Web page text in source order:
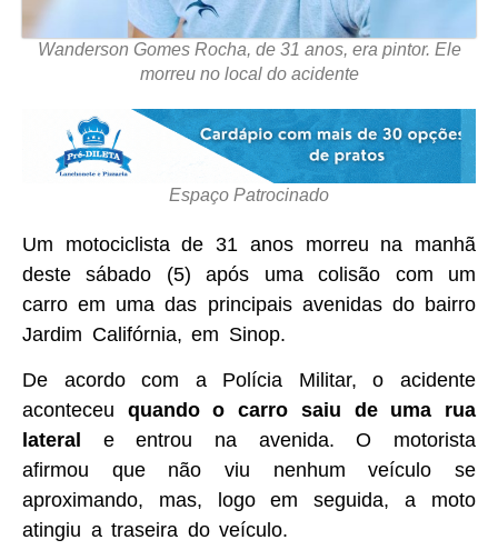
Wanderson Gomes Rocha, de 31 anos, era pintor. Ele
morreu no local do acidente
Espaço Patrocinado
Um motociclista de 31 anos morreu na manhã
deste sábado (5) após uma colisão com um
carro em uma das principais avenidas do bairro
Jardim Califórnia, em Sinop.
De acordo com a Polícia Militar, o acidente
aconteceu quando o carro saiu de uma rua
lateral
e entrou na avenida. O motorista
afirmou que não viu nenhum veículo se
aproximando, mas, logo em seguida, a moto
atingiu a traseira do veículo.